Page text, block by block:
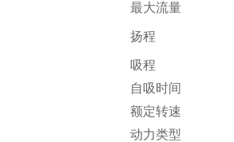
最大流量
扬程
吸程
自吸时间
额定转速
动力类型